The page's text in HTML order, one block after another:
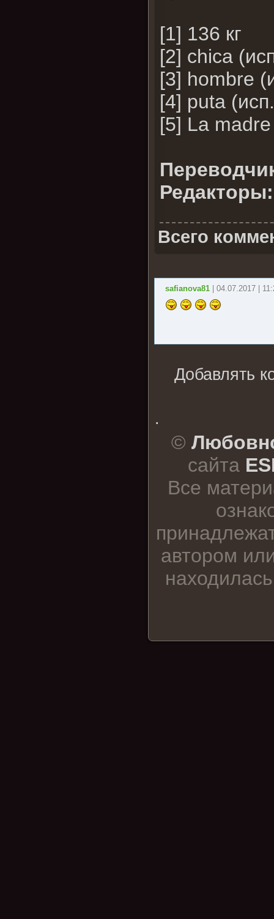
[1] 136 кг
[2] chica
[3] hombre
[4] puta
[5] La
Всего
safianova81 | 04.07.2017 |
Добавлять
.
©
сайта
Все
автором